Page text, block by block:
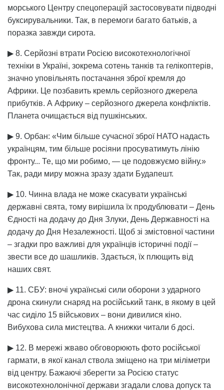
морського Центру спецоперацій застосовувати підводні
буксирувальники. Так, в перемоги багато батьків, а
поразка завжди сирота.
▶ 8. Серйозні втрати Росією високотехнологічної
техніки в Україні, зокрема сотень танків та гелікоптерів,
значно уповільнять постачання зброї кремля до
Африки. Це позбавить кремль серйозного джерела
прибутків. А Африку – серйозного джерела конфліктів.
Планета очищається від пушкінських.
▶ 9. Орбан: «Чим більше сучасної зброї НАТО надасть
українцям, тим більше росіяни просуватимуть лінію
фронту... Те, що ми робимо, — це подовжуємо війну.»
Так, ради миру можна зразу здати Будапешт.
▶ 10. Чинна влада не може скасувати українські
державні свята, тому вирішила їх продублювати – День
Єдності на додачу до Дня Злуки, День Державності на
додачу до Дня Незалежності. Щоб зі змістовної частини
– згадки про важливі для українців історичні події –
звести все до шашликів. Здається, їх плющить від
наших свят.
▶ 11. СБУ: вночі українські сили оборони з ударного
дрона скинули снаряд на російський танк, в якому в цей
час сиділо 15 військових – вони дивилися кіно.
Вибухова сила мистецтва. А книжки читали б досі.
▶ 12. В мережі жваво обговорюють фото російської
гармати, в якої канал ствола зміщено на три міліметри
від центру. Бажаючі зберегти за Росією статус
високотехнолонічної держави згадали слова допуск та